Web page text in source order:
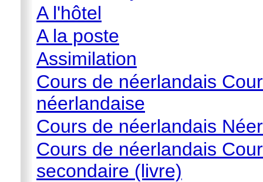
A l'hôtel
A la poste
Assimilation
Cours de néerlandais
néerlandaise
Cours de néerlandais
Cours de néerlandais
secondaire (livre)